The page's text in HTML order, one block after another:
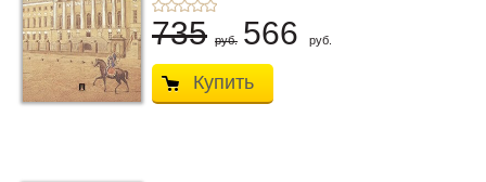
735 руб. 566 руб.
Купить